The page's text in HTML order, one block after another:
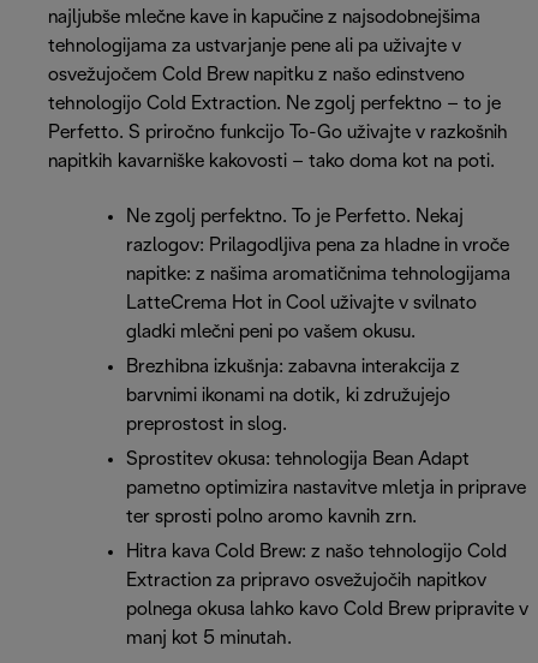
najljubše mlečne kave in kapučine z najsodobnejšima
tehnologijama za ustvarjanje pene ali pa uživajte v
osvežujočem Cold Brew napitku z našo edinstveno
tehnologijo Cold Extraction. Ne zgolj perfektno – to je
Perfetto. S priročno funkcijo To-Go uživajte v razkošnih
napitkih kavarniške kakovosti – tako doma kot na poti.
Ne zgolj perfektno. To je Perfetto. Nekaj
razlogov: Prilagodljiva pena za hladne in vroče
napitke: z našima aromatičnima tehnologijama
LatteCrema Hot in Cool uživajte v svilnato
gladki mlečni peni po vašem okusu.
Brezhibna izkušnja: zabavna interakcija z
barvnimi ikonami na dotik, ki združujejo
preprostost in slog.
Sprostitev okusa: tehnologija Bean Adapt
pametno optimizira nastavitve mletja in priprave
ter sprosti polno aromo kavnih zrn.
Hitra kava Cold Brew: z našo tehnologijo Cold
Extraction za pripravo osvežujočih napitkov
polnega okusa lahko kavo Cold Brew pripravite v
manj kot 5 minutah.